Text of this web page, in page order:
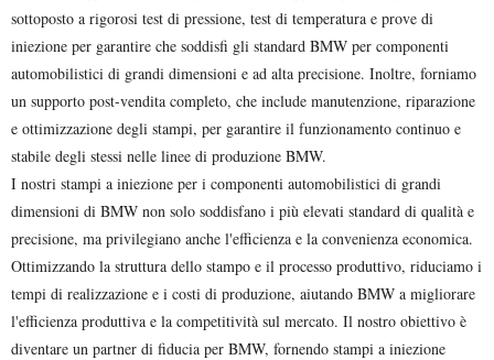
sottoposto a rigorosi test di pressione, test di temperatura e prove di
iniezione per garantire che soddisfi gli standard BMW per componenti
automobilistici di grandi dimensioni e ad alta precisione. Inoltre, forniamo
un supporto post-vendita completo, che include manutenzione, riparazione
e ottimizzazione degli stampi, per garantire il funzionamento continuo e
stabile degli stessi nelle linee di produzione BMW.
I nostri stampi a iniezione per i componenti automobilistici di grandi
dimensioni di BMW non solo soddisfano i più elevati standard di qualità e
precisione, ma privilegiano anche l'efficienza e la convenienza economica.
Ottimizzando la struttura dello stampo e il processo produttivo, riduciamo i
tempi di realizzazione e i costi di produzione, aiutando BMW a migliorare
l'efficienza produttiva e la competitività sul mercato. Il nostro obiettivo è
diventare un partner di fiducia per BMW, fornendo stampi a iniezione